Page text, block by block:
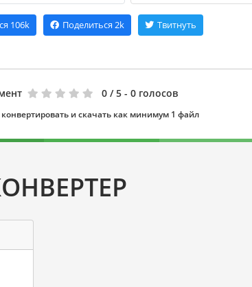
106k Поделиться 2k Твитнуть
0 / 5 - 0 голосов
и скачать как минимум 1 файл